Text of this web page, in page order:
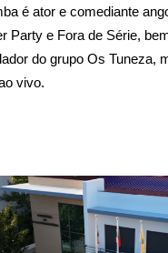
é ator e comediante
Party e Fora de Série,
do grupo Os Tuneza,
vivo.